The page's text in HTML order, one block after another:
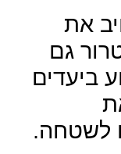
את
גם
ביעדים
לשטחה.